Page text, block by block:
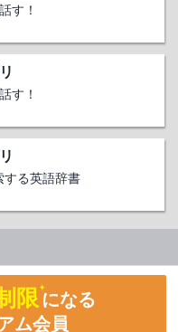
す！
す！
る英語辞書
限になる
ム会員